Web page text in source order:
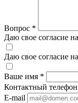
Вопрос *
Даю свое согласие на
Даю свое согласие
Ваше имя *
Контактный телефон
E-mail